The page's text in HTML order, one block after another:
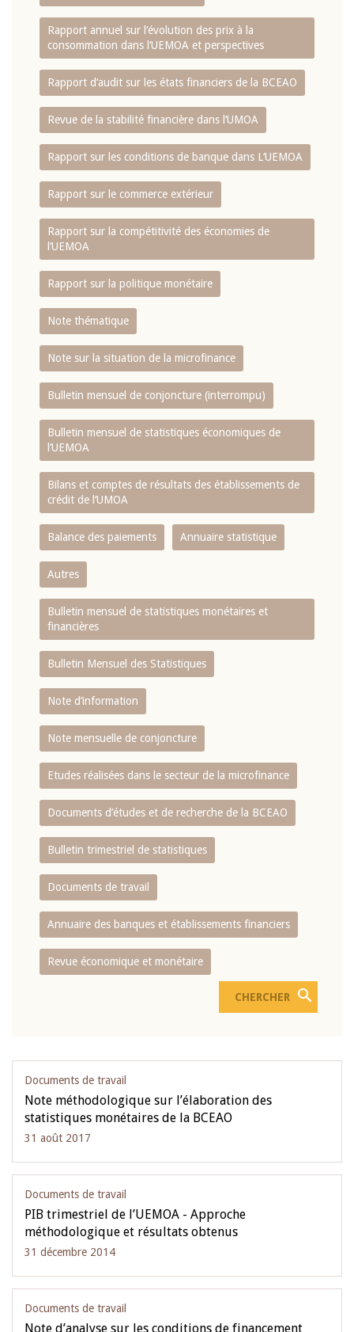
Rapport annuel sur l‘évolution des prix à la
consommation dans l‘UEMOA et perspectives
Rapport d‘audit sur les états financiers de la BCEAO
Revue de la stabilité financière dans l‘UMOA
Rapport sur les conditions de banque dans L‘UEMOA
Rapport sur le commerce extérieur
Rapport sur la compétitivité des économies de
l‘UEMOA
Rapport sur la politique monétaire
Note thématique
Note sur la situation de la microfinance
Bulletin mensuel de conjoncture (interrompu)
Bulletin mensuel de statistiques économiques de
l‘UEMOA
Bilans et comptes de résultats des établissements de
crédit de l‘UMOA
Balance des paiements Annuaire statistique
Autres
Bulletin mensuel de statistiques monétaires et
financières
Bulletin Mensuel des Statistiques
Note d’information
Note mensuelle de conjoncture
Etudes réalisées dans le secteur de la microfinance
Documents d’études et de recherche de la BCEAO
Bulletin trimestriel de statistiques
Documents de travail
Annuaire des banques et établissements financiers
Revue économique et monétaire
Documents de travail
Note méthodologique sur l’élaboration des
statistiques monétaires de la BCEAO
31 août 2017
Documents de travail
PIB trimestriel de l’UEMOA - Approche
méthodologique et résultats obtenus
31 décembre 2014
Documents de travail
Note d’analyse sur les conditions de financement